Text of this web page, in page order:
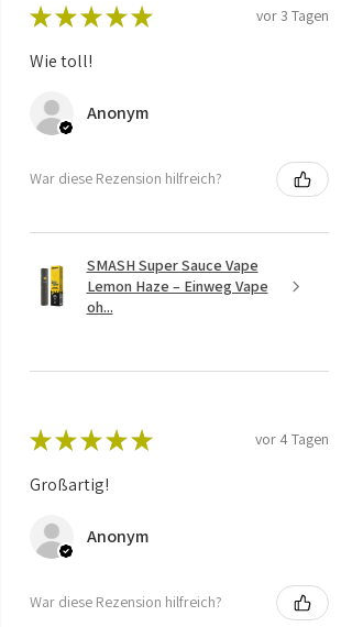
★ ★ ★ ★ ★ vor 3 Tagen
Wie toll!
Anonym
War diese Rezension hilfreich?
SMASH Super Sauce Vape
Lemon Haze – Einweg Vape
oh...
★ ★ ★ ★ ★ vor 4 Tagen
Großartig!
Anonym
War diese Rezension hilfreich?